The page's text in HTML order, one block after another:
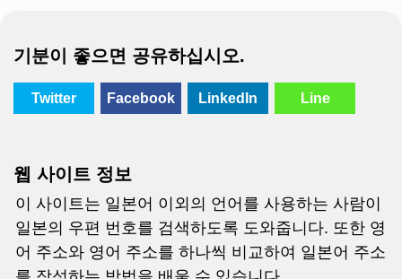
기분이 좋으면 공유하십시오.
Twitter Facebook LinkedIn Line
웹 사이트 정보
이 사이트는 일본어 이외의 언어를 사용하는 사람이
일본의 우편 번호를 검색하도록 도와줍니다. 또한 영
어 주소와 영어 주소를 하나씩 비교하여 일본어 주소